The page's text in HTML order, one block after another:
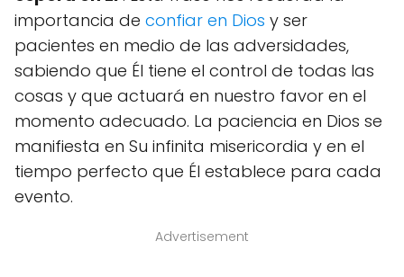
importancia de confiar en Dios y ser
pacientes en medio de las adversidades,
sabiendo que Él tiene el control de todas las
cosas y que actuará en nuestro favor en el
momento adecuado. La paciencia en Dios se
manifiesta en Su infinita misericordia y en el
tiempo perfecto que Él establece para cada
evento.
Advertisement